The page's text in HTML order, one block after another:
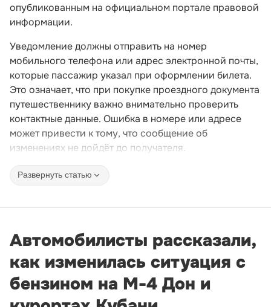
опубликованным на официальном портале правовой
информации.
Уведомление должны отправить на номер
мобильного телефона или адрес электронной почты,
которые пассажир указал при оформлении билета.
Это означает, что при покупке проездного документа
путешественнику важно внимательно проверить
контактные данные. Ошибка в номере или адресе
может привести к тому, что сообщение об
изменениях не дойдёт до получателя.
Развернуть статью
Автомобилисты рассказали,
как изменилась ситуация с
бензином на М-4 Дон и